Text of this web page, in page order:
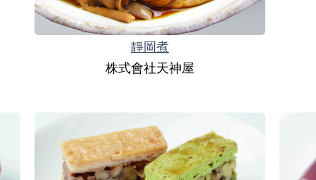
靜岡煮
株式會社天神屋